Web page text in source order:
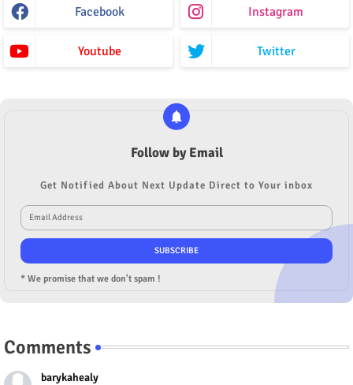
Facebook Instagram
Youtube Twitter
Follow by Email
Get Notified About Next Update Direct to Your inbox
* We promise that we don't spam !
Comments
barykahealy